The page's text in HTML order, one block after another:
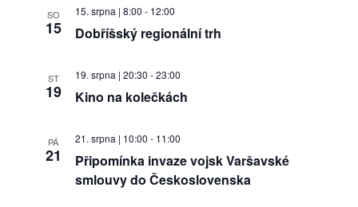
SO
15 Dobříšský regionální trh
15. srpna | 8:00 - 12:00
ST
19 Kino na kolečkách
19. srpna | 20:30 -23:00
PÁ
21
Připomínka invaze vojsk Varšavské
smlouvy do Československa
21. srpna | 10:00 - 11:00